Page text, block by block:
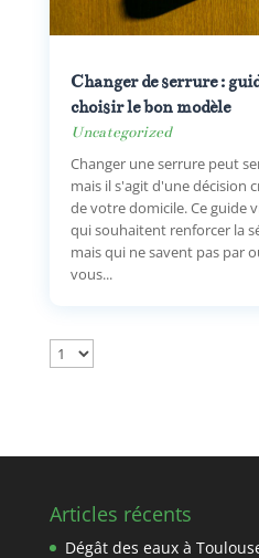
Changer de serrure :
choisir le bon modèle
Uncategorized
Changer une serrure peut
mais il s'agit d'une décision
de votre domicile. Ce guide
qui souhaitent renforcer la
mais qui ne savent pas par
vous...
Articles récents
Dégât des eaux à